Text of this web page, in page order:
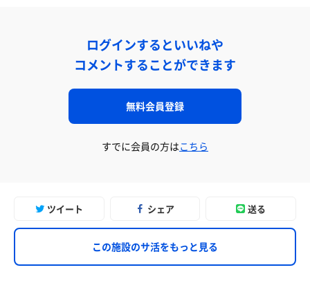
ログインするといいねや
コメントすることができます
無料会員登録
すでに会員の方はこちら
ツイート シェア 送る
この施設のサ活をもっと見る